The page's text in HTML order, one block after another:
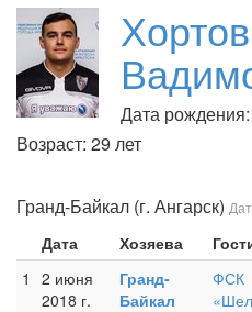
Дата
Возраст: 29 лет
Гранд-Байкал (г. Ангарск)
Дата Хозяева
1
2 июня
2018 г.
Гранд-
Байкал
ФСК